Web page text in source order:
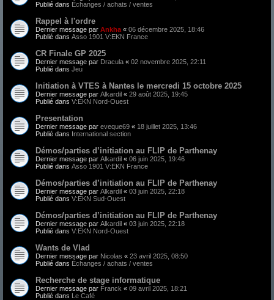
Publié dans Échanges / achats / ventes
Rappel à l'ordre
Dernier message par Ankha « 06 décembre 2025, 18:46
Publié dans Asso 1901 V:EKN France
CR Finale GP 2025
Dernier message par Dracula « 02 novembre 2025, 22:11
Publié dans Jeu
Initiation à VTES à Nantes le mercredi 15 octobre 2025
Dernier message par Alkardil « 29 août 2025, 19:45
Publié dans V:EKN Nord-Ouest
Presentation
Dernier message par eveque69 « 18 juillet 2025, 13:46
Publié dans International section
Démos/parties d’initiation au FLIP de Parthenay
Dernier message par Alkardil « 06 juin 2025, 19:46
Publié dans Asso 1901 V:EKN France
Démos/parties d’initiation au FLIP de Parthenay
Dernier message par Alkardil « 03 juin 2025, 22:18
Publié dans V:EKN Sud-Ouest
Démos/parties d’initiation au FLIP de Parthenay
Dernier message par Alkardil « 03 juin 2025, 22:18
Publié dans V:EKN Nord-Ouest
Wants de Vlad
Dernier message par Nicolas « 23 avril 2025, 08:50
Publié dans Échanges / achats / ventes
Recherche de stage informatique
Dernier message par Franck « 09 avril 2025, 18:21
Publié dans Le Café